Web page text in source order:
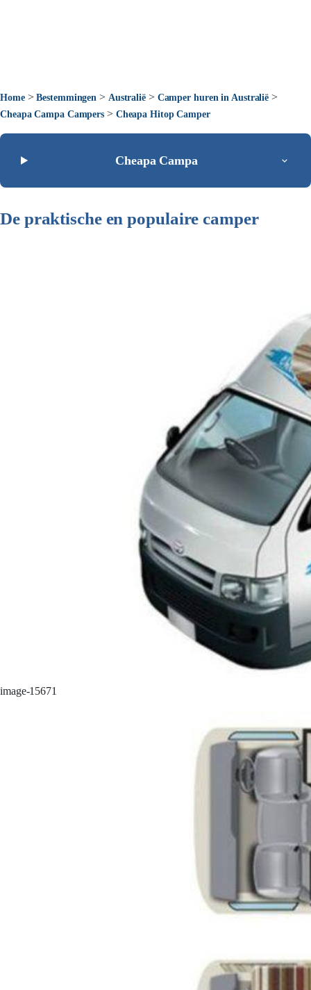
Home>Bestemmingen > Australië> Camper huren in Australië >
Cheapa Campa Campers > Cheapa Hitop Camper
Cheapa Campa
De praktische en populaire camper
image-15671